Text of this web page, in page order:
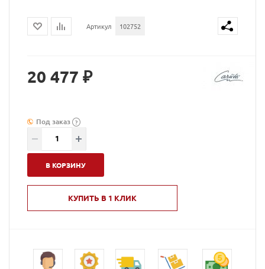
Артикул 102752
20 477 ₽
Под заказ ?
В КОРЗИНУ
КУПИТЬ В 1 КЛИК